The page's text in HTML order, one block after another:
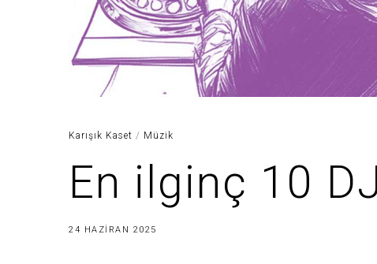
Karışık Kaset / Müzik
En ilginç 10
24 HAZIRAN 2025